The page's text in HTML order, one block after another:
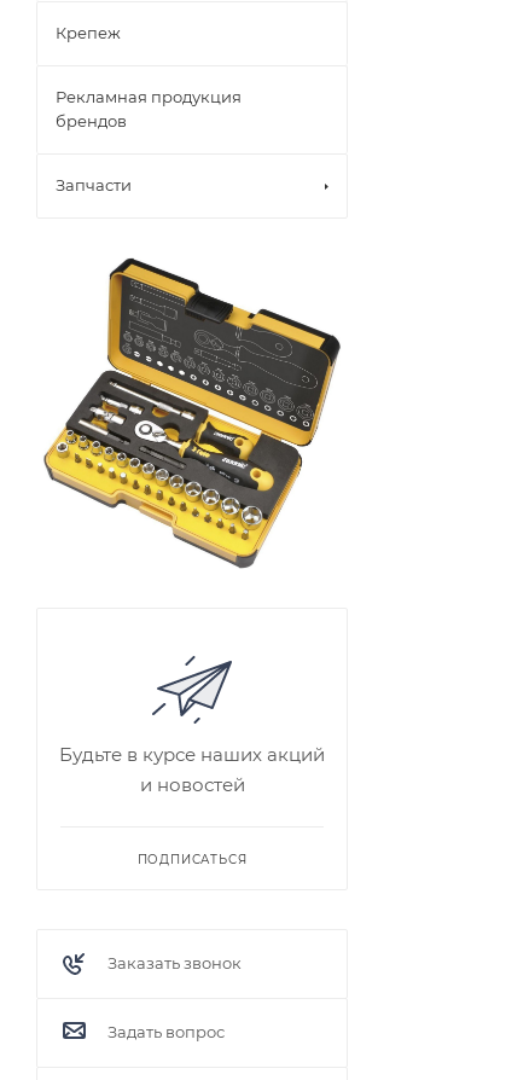
Крепеж
Рекламная продукция
брендов
Запчасти
Будьте в курсе наших акций
и новостей
ПОДПИСАТЬСЯ
Заказать звонок
Задать вопрос